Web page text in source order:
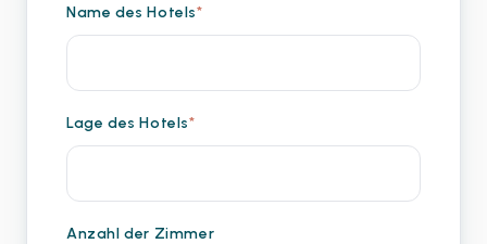
Name des Hotels*
Lage des Hotels*
Anzahl der Zimmer